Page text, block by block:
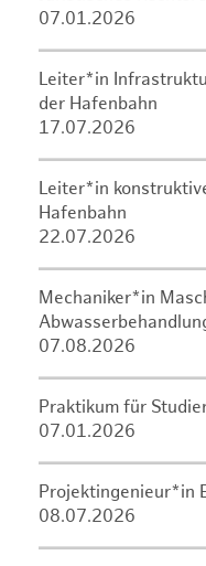
07.01.2026
Leiter*in
der Hafenbahn
17.07.2026
Leiter*in
Hafenbahn
22.07.2026
Mechaniker*in
07.08.2026
Praktikum für
07.01.2026
Projektingenieur*in
08.07.2026